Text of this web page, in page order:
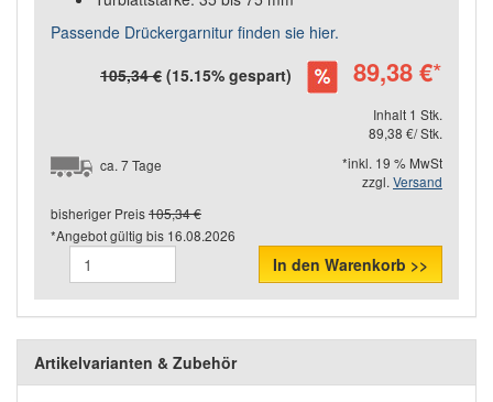
Passende Drückergarnitur finden sie hier.
105,34 € (15.15% gespart) 89,38 €*
Inhalt 1 Stk.
89,38 €/ Stk.
ca. 7 Tage
*inkl. 19 % MwSt
zzgl. Versand
bisheriger Preis105,34 €
*Angebot gültig bis 16.08.2026
In den Warenkorb >>
Artikelvarianten & Zubehör